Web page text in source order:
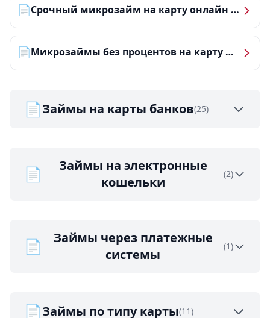
📄 Срочный микрозайм на карту онлайн — получить деньги за 5 минут
📄 Микрозаймы без процентов на карту — ТОП-10 за 2026 год
📄Займы на карты банков(25)
📄
Займы на электронные
кошельки
(2)
📄
Займы через платежные
системы
(1)
📄Займы по типу карты(11)